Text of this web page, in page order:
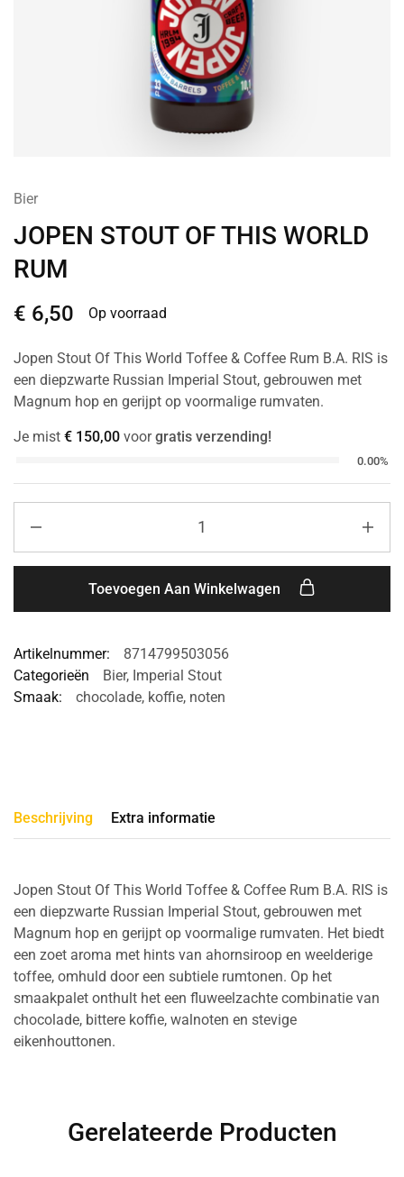
Bier
JOPEN STOUT OF THIS WORLD
RUM
€ 6,50 Op voorraad
Jopen Stout Of This World Toffee & Coffee Rum B.A. RIS is
een diepzwarte Russian Imperial Stout, gebrouwen met
Magnum hop en gerijpt op voormalige rumvaten.
Je mist € 150,00 voorgratis verzending!
0.00%
Toevoegen Aan Winkelwagen
Artikelnummer:
8714799503056
Categorieën
Bier, Imperial Stout
Smaak:
chocolade, koffie, noten
Beschrijving Extra informatie
Jopen Stout Of This World Toffee & Coffee Rum B.A. RIS is
een diepzwarte Russian Imperial Stout, gebrouwen met
Magnum hop en gerijpt op voormalige rumvaten. Het biedt
een zoet aroma met hints van ahornsiroop en weelderige
toffee, omhuld door een subtiele rumtonen. Op het
smaakpalet onthult het een fluweelzachte combinatie van
chocolade, bittere koffie, walnoten en stevige
eikenhouttonen.
Gerelateerde Producten